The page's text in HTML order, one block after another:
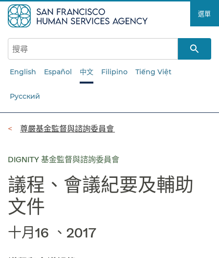
至
主
要
選單​​
English Español 中文 Filipino Tiếng Việt
Русский
導
列​​
尊嚴基金監督與諮詢委員會​​
DIGNITY 基金監督與諮詢委員會
議程、會議紀要及輔助
文件​​
十月16 、2017​​